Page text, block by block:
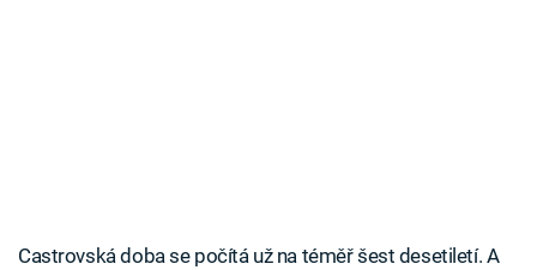
Castrovská doba se počítá už na téměř šest desetiletí. A